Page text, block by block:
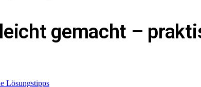
gemacht –